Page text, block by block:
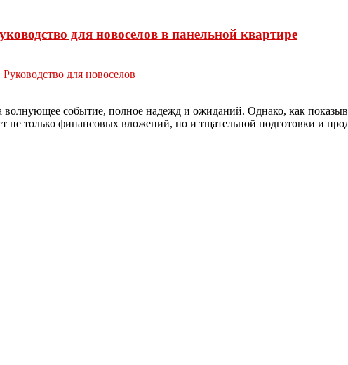
для новоселов в панельной квартире
Руководство для новоселов
событие, полное надежд и ожиданий. Однако, как
только финансовых вложений, но и тщательной подготовки и